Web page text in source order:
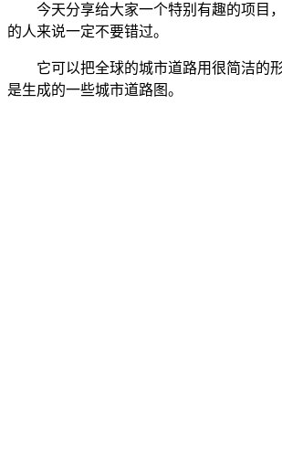
今天分享给大家一个特别有趣的项目
的人来说一定不要错过。
它可以把全球的城市道路用很简洁的
是生成的一些城市道路图。